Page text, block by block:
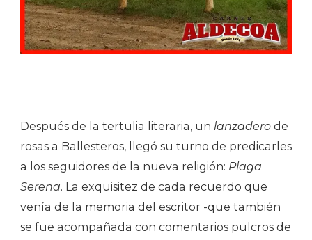
Después de la tertulia literaria, un lanzadero de
rosas a Ballesteros, llegó su turno de predicarles
a los seguidores de la nueva religión: Plaga
Serena. La exquisitez de cada recuerdo que
venía de la memoria del escritor -que también
se fue acompañada con comentarios pulcros de